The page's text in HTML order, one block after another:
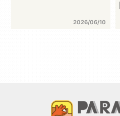
2026/06/10